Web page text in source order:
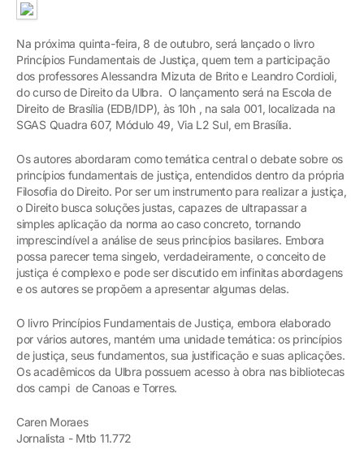
Na próxima quinta-feira, 8 de outubro, será lançado o livro
Princípios Fundamentais de Justiça, quem tem a participação
dos professores Alessandra Mizuta de Brito e Leandro Cordioli,
do curso de Direito da Ulbra. O lançamento será na Escola de
Direito de Brasília (EDB/IDP), às 10h , na sala 001, localizada na
SGAS Quadra 607, Módulo 49, Via L2 Sul, em Brasília.
Os autores abordaram como temática central o debate sobre os
princípios fundamentais de justiça, entendidos dentro da própria
Filosofia do Direito. Por ser um instrumento para realizar a justiça,
o Direito busca soluções justas, capazes de ultrapassar a
simples aplicação da norma ao caso concreto, tornando
imprescindível a análise de seus princípios basilares. Embora
possa parecer tema singelo, verdadeiramente, o conceito de
justiça é complexo e pode ser discutido em infinitas abordagens
e os autores se propõem a apresentar algumas delas.
O livro Princípios Fundamentais de Justiça, embora elaborado
por vários autores, mantém uma unidade temática: os princípios
de justiça, seus fundamentos, sua justificação e suas aplicações.
Os acadêmicos da Ulbra possuem acesso à obra nas bibliotecas
dos campi de Canoas e Torres.
Caren Moraes
Jornalista - Mtb 11.772